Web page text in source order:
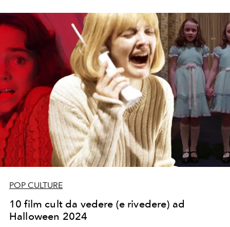
POP CULTURE
10 film cult da vedere (e rivedere) ad
Halloween 2024